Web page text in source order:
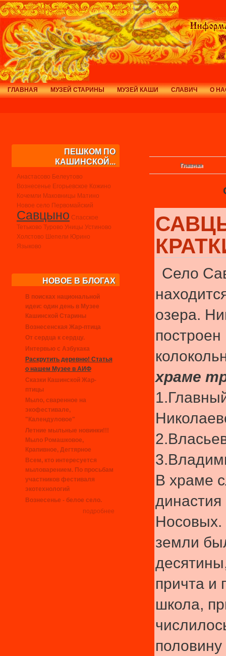
ГЛАВНАЯ МУЗЕЙ СТАРИНЫ МУЗЕЙ КАШИ СЛАВИЧ О
ПЕШКОМ ПО
КАШИНСКОЙ...
Анастасово Белеутово
Вознесенье Егорьевское Кожино
Кочемли Маковницы Матино
Новое село Первомайский
Савцыно Спасское
Тетьково Турово Уницы Устиново
Холстово Шепели Юрино
Языково
НОВОЕ В БЛОГАХ
В поисках национальной
идеи: один день в Музее
Кашинской Старины
Вознесенская Жар-птица
От сердца к сердцу.
Интервью с Азбукака
Раскрутить деревню! Статья
о нашем Музее в АИФ
Сказки Кашинской Жар-
птицы
Мыло, сваренное на
экофестивале,
"Календуловое"
Летние мыльные новинки!!!
Мыло Ромашковое,
Крапивное, Дегтярное
Всем, кто интересуется
мыловарением. По просьбам
участников фестиваля
экотехнологий
Вознесенье - белое село.
подробнее
Главная
Село
озера.
построен
храме
В храме
Носовых.
земли
причта и
школа,